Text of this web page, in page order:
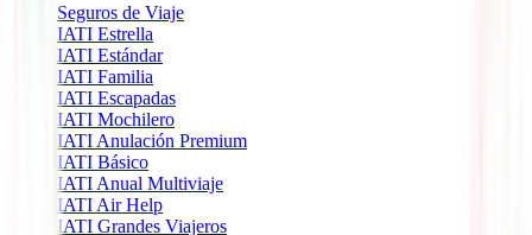
Seguros de Viaje
IATI Estrella
IATI Estándar
IATI Familia
IATI Escapadas
IATI Mochilero
IATI Anulación Premium
IATI Básico
IATI Anual Multiviaje
IATI Air Help
IATI Grandes Viajeros